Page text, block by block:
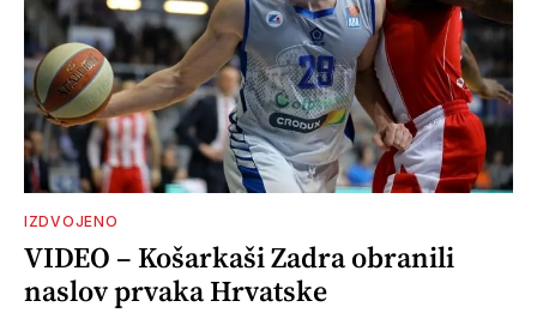
IZDVOJENO
VIDEO – Košarkaši Zadra obranili
naslov prvaka Hrvatske